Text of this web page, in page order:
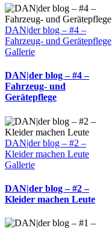
DAN|der blog – #4 –
Fahrzeug- und Gerätepflege
Gallerie
DAN|der blog – #4 –
Fahrzeug- und
Gerätepflege
DAN|der blog – #2 –
Kleider machen Leute
Gallerie
DAN|der blog – #2 –
Kleider machen Leute